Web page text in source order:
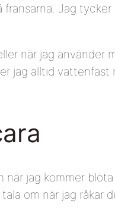
Jag
när jag använder
jag alltid vattenfast
jag kommer blöta
om när jag råkar